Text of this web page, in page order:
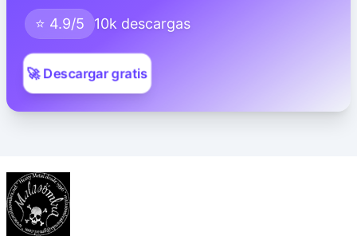
⭐ 4.9/5 10k descargas
🚀 Descargar gratis